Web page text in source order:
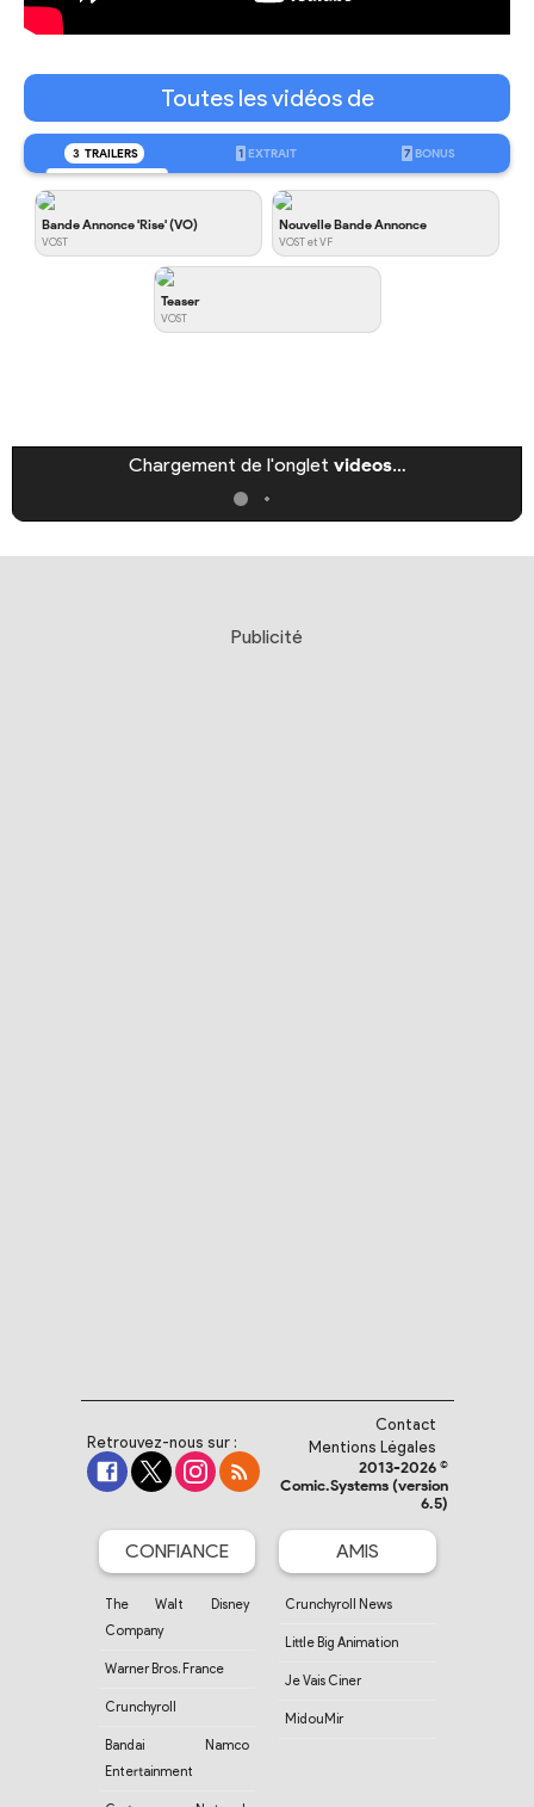
Toutes les vidéos de
3 TRAILERS 1 EXTRAIT 7 BONUS
Bande Annonce 'Rise' (VO)
VOST
Nouvelle Bande Annonce
VOST et VF
Teaser
VOST
Chargement de l'onglet videos…
Publicité
Retrouvez-nous sur :
Contact
Mentions Légales
2013-2026 ©
Comic.Systems (version
6.5)
CONFIANCE
The Walt Disney
Company
Warner Bros. France
Crunchyroll
Bandai Namco
Entertainment
AMIS
Crunchyroll News
Little Big Animation
Je Vais Ciner
MidouMir